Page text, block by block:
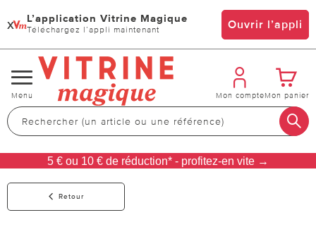
x L’application Vitrine Magique
Téléchargez l’appli maintenant Ouvrir l’appli
Changer
de
navigation
Menu Mon compteMon panier
5 € ou 10 € de réduction* - profitez-en vite →
Retour